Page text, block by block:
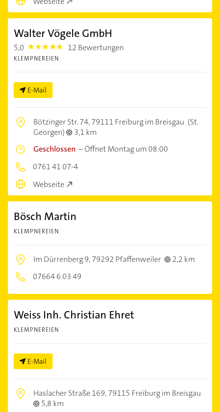
Walter Vögele GmbH
5,0 5.0 12 Bewertungen
KLEMPNEREIEN
E-Mail
Bötzinger Str. 74,79111 Freiburg im Breisgau (St.
Georgen)
3,1 km
Geschlossen –Öffnet Montag um 08:00
0761 41 07-4
Webseite
Bösch Martin
KLEMPNEREIEN
Im Dürrenberg 9,79292 Pfaffenweiler
2,2 km
07664 6 03 49
Weiss Inh. Christian Ehret
KLEMPNEREIEN
E-Mail
Haslacher Straße 169,79115 Freiburg im Breisgau
5,8 km